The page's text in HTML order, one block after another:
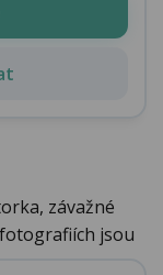
závažné
jsou